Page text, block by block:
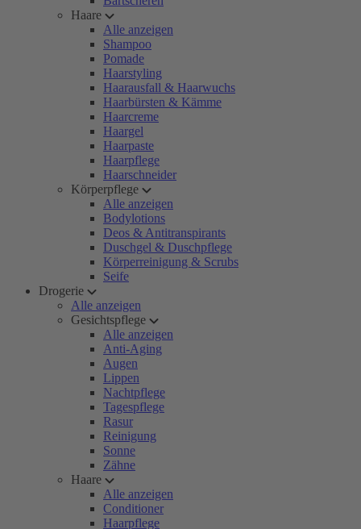
Haare
Alle anzeigen
Shampoo
Pomade
Haarstyling
Haarausfall & Haarwuchs
Haarbürsten & Kämme
Haarcreme
Haargel
Haarpaste
Haarpflege
Haarschneider
Körperpflege
Alle anzeigen
Bodylotions
Deos & Antitranspirants
Duschgel & Duschpflege
Körperreinigung & Scrubs
Seife
Drogerie
Alle anzeigen
Gesichtspflege
Alle anzeigen
Anti-Aging
Augen
Lippen
Nachtpflege
Tagespflege
Rasur
Reinigung
Sonne
Zähne
Haare
Alle anzeigen
Conditioner
Haarpflege